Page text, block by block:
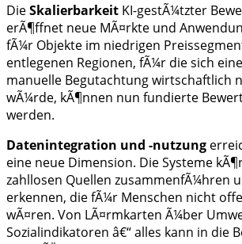
DieSkalierbarkeit KI-gestÃ¼tzter
erÃ¶ffnet neue MÃ¤rkte und
fÃ¼r Objekte im niedrigen
entlegenen Regionen, fÃ¼r die sich
manuelle Begutachtung wirtschaftlich
wÃ¼rde, kÃ¶nnen nun fundierte
werden.
Datenintegration und -nutzung
eine neue Dimension. Die Systeme
zahllosen Quellen zusammenfÃ¼hren
erkennen, die fÃ¼r Menschen nicht
wÃ¤ren. Von LÃ¤rmkarten Ã¼ber
Sozialindikatoren â€“ alles kann in die